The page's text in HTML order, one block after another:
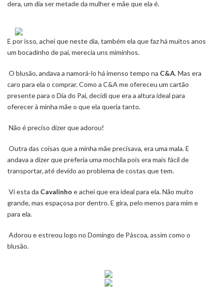
dera, um dia ser metade da mulher e mãe que ela é.
E por isso, achei que neste dia, também ela que faz há muitos anos
um bocadinho de pai, merecia uns miminhos.
O blusão, andava a namorá-lo há imenso tempo na C&A. Mas era
caro para ela o comprar. Como a C&A me ofereceu um cartão
presente para o Dia do Pai, decidi que era a altura ideal para
oferecer à minha mãe o que ela queria tanto.
Não é preciso dizer que adorou!
Outra das coisas que a minha mãe precisava, era uma mala. E
andava a dizer que preferia uma mochila pois era mais fácil de
transportar, até devido ao problema de costas que tem.
Vi esta da Cavalinho e achei que era ideal para ela. Não muito
grande, mas espaçosa por dentro. E gira, pelo menos para mim e
para ela.
Adorou e estreou logo no Domingo de Páscoa, assim como o
blusão.